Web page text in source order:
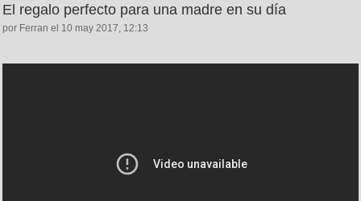
El regalo perfecto para una madre en su día
por Ferran el 10 may 2017, 12:13